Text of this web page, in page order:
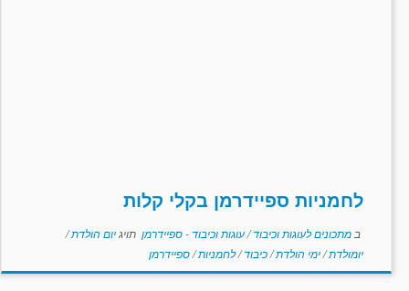
לחמניות ספיידרמן בקלי קלות
ב מתכונים לעוגות וכיבוד/עוגות וכיבוד - ספיידרמן תויגיום הולדת/
יומולדת/ימי הולדת/כיבוד/לחמניות/ספיידרמן